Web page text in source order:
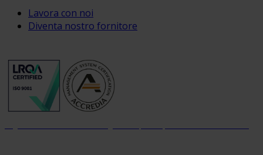
Lavora con noi
Diventa nostro fornitore